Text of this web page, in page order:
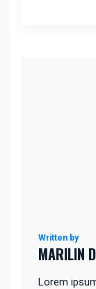
Written by
MARILIN
Lorem